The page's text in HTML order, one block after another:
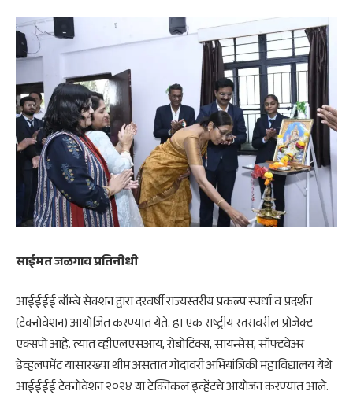
साईमत जळगाव प्रतिनीधी
आईईईई बॉम्बे सेक्शन द्वारा दरवर्षी राज्यस्तरीय प्रकल्प स्पर्धा व प्रदर्शन
(टेक्नोवेशन) आयोजित करण्यात येते. हा एक राष्ट्रीय स्तरावरील प्रोजेक्ट
एक्सपो आहे. त्यात व्हीएलएसआय, रोबोटिक्स, सायन्सेस, सॉफ्टवेअर
डेव्हलपमेंट यासारख्या थीम असतात गोदावरी अभियांत्रिकी महाविद्यालय येथे
आईईईई टेक्नोवेशन २०२४ या टेक्निकल इव्हेंटचे आयोजन करण्यात आले.